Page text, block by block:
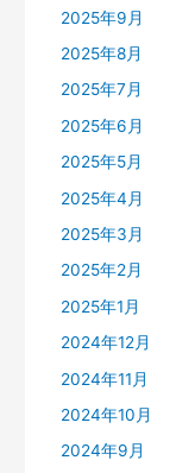
2025年9月
2025年8月
2025年7月
2025年6月
2025年5月
2025年4月
2025年3月
2025年2月
2025年1月
2024年12月
2024年11月
2024年10月
2024年9月